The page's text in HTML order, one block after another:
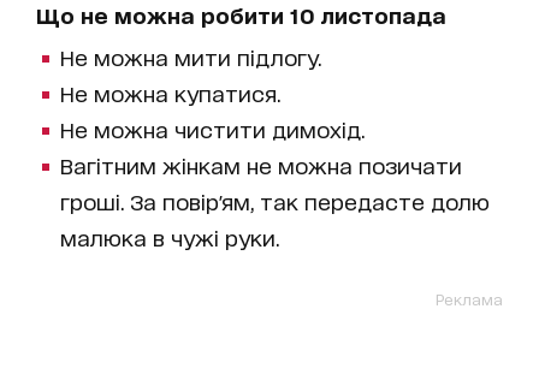
Що не можна робити 10 листопада
Не можна мити підлогу.
Не можна купатися.
Не можна чистити димохід.
Вагітним жінкам не можна позичати
гроші. За повір'ям, так передасте долю
малюка в чужі руки.
Реклама